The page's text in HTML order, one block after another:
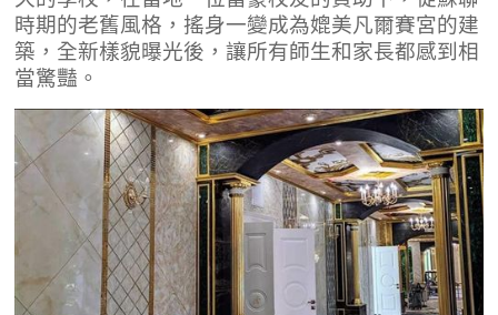
時期的老舊風格，搖身一變成為媲美凡爾賽宮的建
築，全新樣貌曝光後，讓所有師生和家長都感到相
當驚豔。